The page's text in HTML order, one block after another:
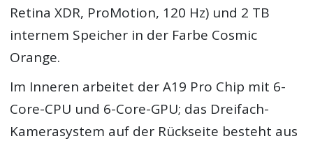
Retina XDR, ProMotion, 120 Hz) und 2 TB
internem Speicher in der Farbe Cosmic
Orange.
Im Inneren arbeitet der A19 Pro Chip mit 6-
Core-CPU und 6-Core-GPU; das Dreifach-
Kamerasystem auf der Rückseite besteht aus